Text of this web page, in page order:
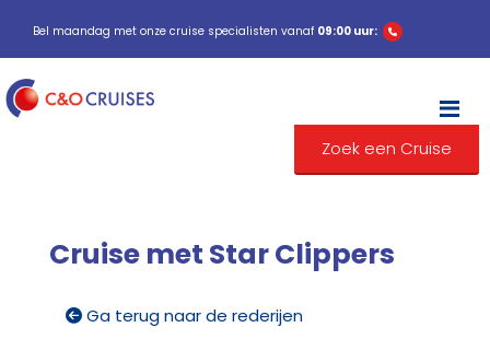
Bel maandag met onze cruise specialisten vanaf 09:00 uur:
Zoek een Cruise
Cruise met Star Clippers
Ga terug naar de rederijen